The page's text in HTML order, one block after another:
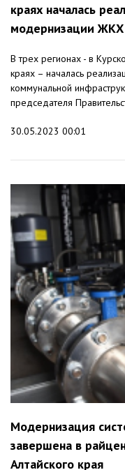
краях началась
модернизации ЖКХ
В трех регионах - в
краях – началась
коммунальной
председателя
30.05.2023 00:01
Модернизация
завершена в
Алтайского края